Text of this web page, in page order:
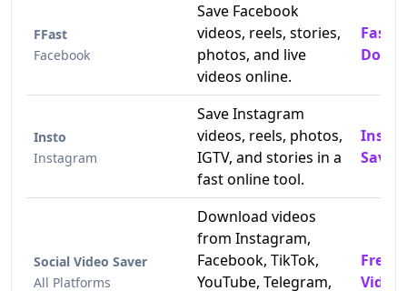
FFast
Facebook
Save Facebook
videos, reels, stories,
photos, and live
videos online.
Fast
Insto
Instagram
Save Instagram
videos, reels, photos,
IGTV, and stories in a
fast online tool.
Saver
Social Video Saver
All Platforms
Download videos
from Instagram,
Facebook, TikTok,
YouTube, Telegram,
Free
Video